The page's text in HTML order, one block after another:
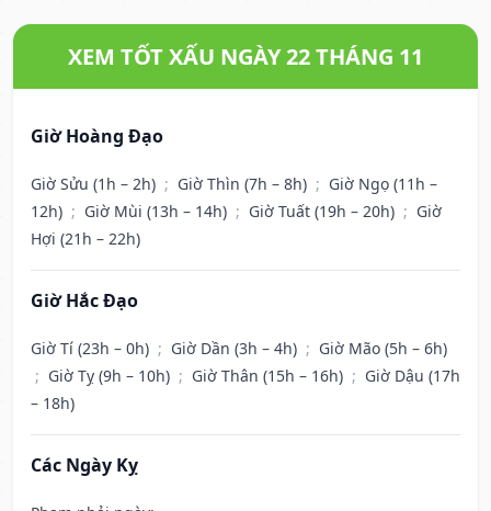
XEM TỐT XẤU NGÀY 22 THÁNG 11
Giờ Hoàng Đạo
Giờ Sửu (1h – 2h) ; Giờ Thìn (7h – 8h) ; Giờ Ngọ (11h –
12h) ; Giờ Mùi (13h – 14h) ; Giờ Tuất (19h – 20h) ; Giờ
Hợi (21h – 22h)
Giờ Hắc Đạo
Giờ Tí (23h – 0h) ; Giờ Dần (3h – 4h) ; Giờ Mão (5h – 6h)
; Giờ Tỵ (9h – 10h) ; Giờ Thân (15h – 16h) ; Giờ Dậu (17h
– 18h)
Các Ngày Kỵ